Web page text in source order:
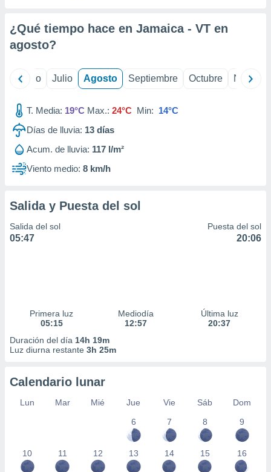
e
mediante
publicidad
publicidad
de
1199
¿Qué tiempo hace en Jamaica - VT en
agosto?
Junio Julio Agosto Septiembre Octubre
T. Media: 19°C Max.: 24°C Min: 14°C
Días de lluvia: 13 días
Acum. de lluvia: 117 l/m²
Viento medio: 8 km/h
Salida y Puesta del sol
Salida del sol
05:47
Puesta del sol
20:06
Primera luz
05:15
Mediodía
12:57
Última luz
20:37
Duración del día 14h 19m
Luz diurna restante 3h 25m
Calendario lunar
Lun Mar Mié Jue Vie Sáb
Dom
6
7 8 9
10 11 12 13 14 15 16